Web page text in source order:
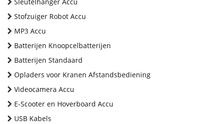
Stofzuiger Robot Accu
MP3 Accu
Batterijen Knoopcelbatterijen
Batterijen Standaard
Opladers voor Kranen Afstandsbediening
Videocamera Accu
E-Scooter en Hoverboard Accu
USB Kabels